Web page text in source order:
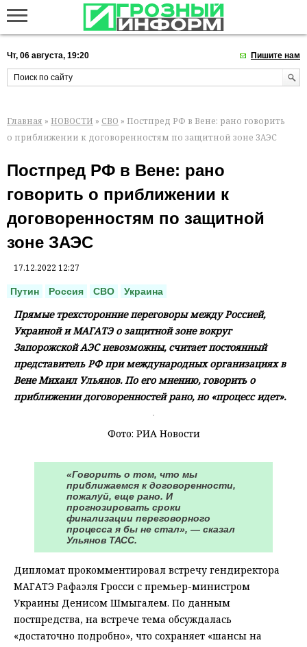
Чт, 06 августа, 19:20 Пишите нам
Главная » НОВОСТИ » СВО » Постпред РФ в Вене: рано говорить
о приближении к договоренностям по защитной зоне ЗАЭС
Постпред РФ в Вене: рано
говорить о приближении к
договоренностям по защитной
зоне ЗАЭС
17.12.2022 12:27
Путин Россия СВО Украина
Прямые трехсторонние переговоры между Россией,
Украиной и МАГАТЭ о защитной зоне вокруг
Запорожской АЭС невозможны, считает постоянный
представитель РФ при международных организациях в
Вене Михаил Ульянов. По его мнению, говорить о
приближении договоренностей рано, но «процесс идет».
Фото: РИА Новости
«Говорить о том, что мы
приближаемся к договоренности,
пожалуй, еще рано. И
прогнозировать сроки
финализации переговорного
процесса я бы не стал», — сказал
Ульянов ТАСС.
Дипломат прокомментировал встречу гендиректора
МАГАТЭ Рафаэля Гросси с премьер-министром
Украины Денисом Шмыгалем. По данным
постпредства, на встрече тема обсуждалась
«достаточно подробно», что сохраняет «шансы на